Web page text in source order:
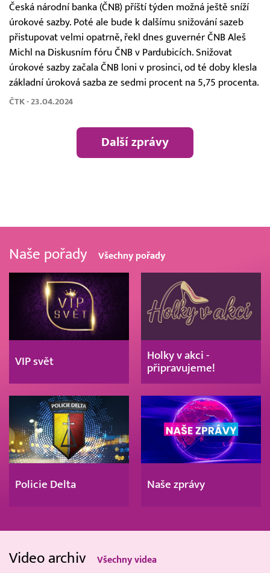
Česká národní banka (ČNB) příští týden možná ještě sníží
úrokové sazby. Poté ale bude k dalšímu snižování sazeb
přistupovat velmi opatrně, řekl dnes guvernér ČNB Aleš
Michl na Diskusním fóru ČNB v Pardubicích. Snižovat
úrokové sazby začala ČNB loni v prosinci, od té doby klesla
základní úroková sazba ze sedmi procent na 5,75 procenta.
ČTK - 23.04.2024
Další zprávy
Naše pořady Všechny pořady
VIP svět
Holky v akci -
připravujeme!
Policie Delta Naše zprávy
Video archiv Všechny videa